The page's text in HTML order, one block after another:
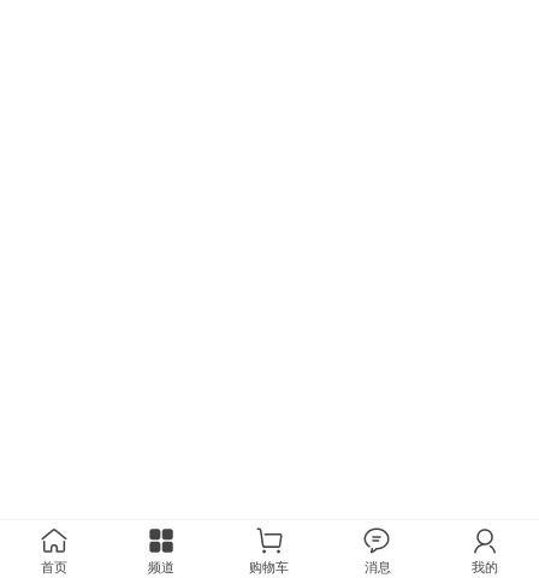
首页 频道 购物车 消息 我的